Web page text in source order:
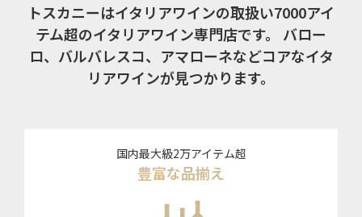
トスカニーはイタリアワインの取扱い7000アイ
テム超のイタリアワイン専門店です。
バロー
ロ、バルバレスコ、アマローネなどコアなイタ
リアワインが見つかります。
国内最大級2万アイテム超
豊富な品揃え